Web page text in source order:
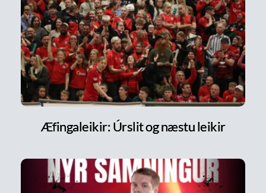
Æfingaleikir: Úrslit og næstu leikir